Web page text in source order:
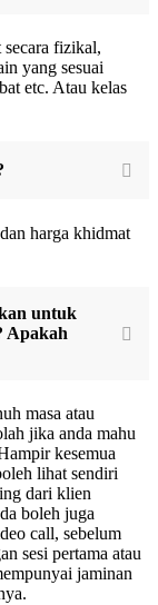
fizikal,
yang sesuai
etc. Atau kelas
harga khidmat
untuk
Apakah
masa atau
jika anda mahu
kesemua
lihat sendiri
dari klien
boleh juga
call, sebelum
sesi pertama atau
jaminan